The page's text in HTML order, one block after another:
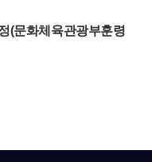
(문화체육관광부훈령